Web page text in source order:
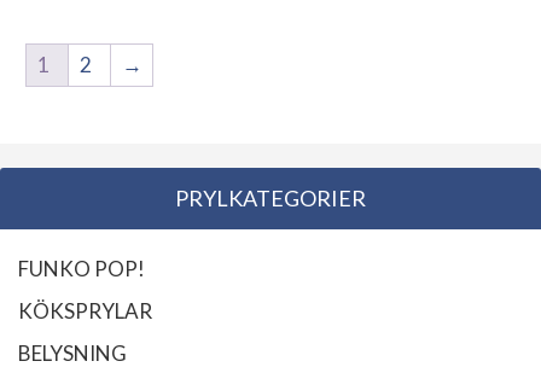
1 2 →
PRYLKATEGORIER
FUNKO POP!
KÖKSPRYLAR
BELYSNING